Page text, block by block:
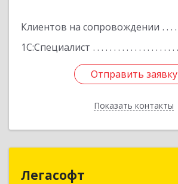
Клиентов на сопровождении
1С:Специалист
Отправить заявку
Показать контакты
Отправить заявку
Назад
Легасофт